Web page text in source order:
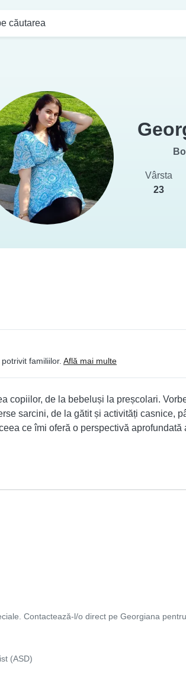
căutarea
Vârsta
23
familiilor. Află mai multe
copiilor, de la bebeluși la preșcolari.
sarcini, de la gătit și activități casnice,
ce îmi oferă o perspectivă aprofundată
Contactează-l/o direct pe Georgiana
(ASD)